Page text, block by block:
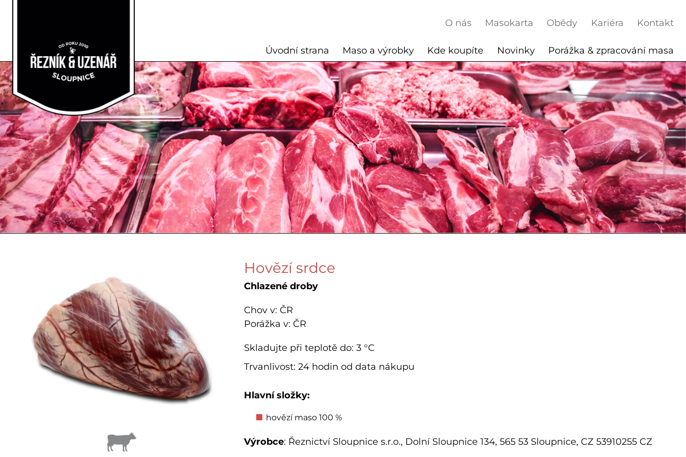
O nás Masokarta Obědy Kariéra Kontakt
Úvodní strana Maso a výrobky Kde koupíte Novinky Porážka & zpracování masa
Hovězí srdce
Chlazené droby
Chov v: ČR
Porážka v: ČR
Skladujte při teplotě do: 3 °C
Trvanlivost: 24 hodin od data nákupu
Hlavní složky:
hovězí maso 100 %
Výrobce: Řeznictví Sloupnice s.r.o., Dolní Sloupnice 134, 565 53 Sloupnice, CZ 53910255 CZ